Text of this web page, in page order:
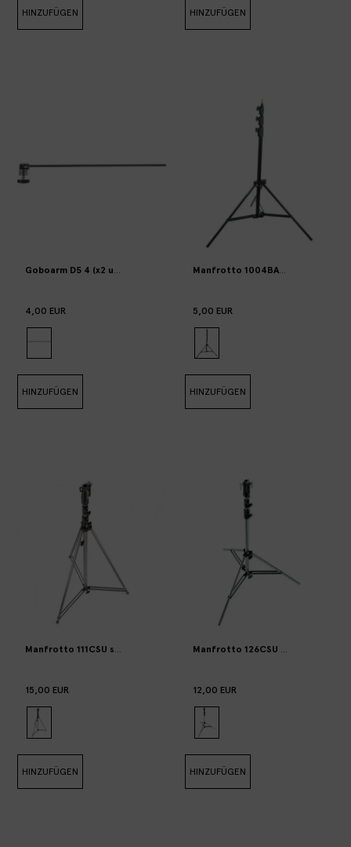
HINZUFÜGEN HINZUFÜGEN
Goboarm D5 4 (x2 units available)
4,00 EUR
HINZUFÜGEN
Manfrotto 1004BAC (max 9kg) (x3
5,00 EUR
HINZUFÜGEN
Manfrotto 111CSU stand (max 30kg)
15,00 EUR
HINZUFÜGEN
Manfrotto 126CSU stand (max
12,00 EUR
HINZUFÜGEN